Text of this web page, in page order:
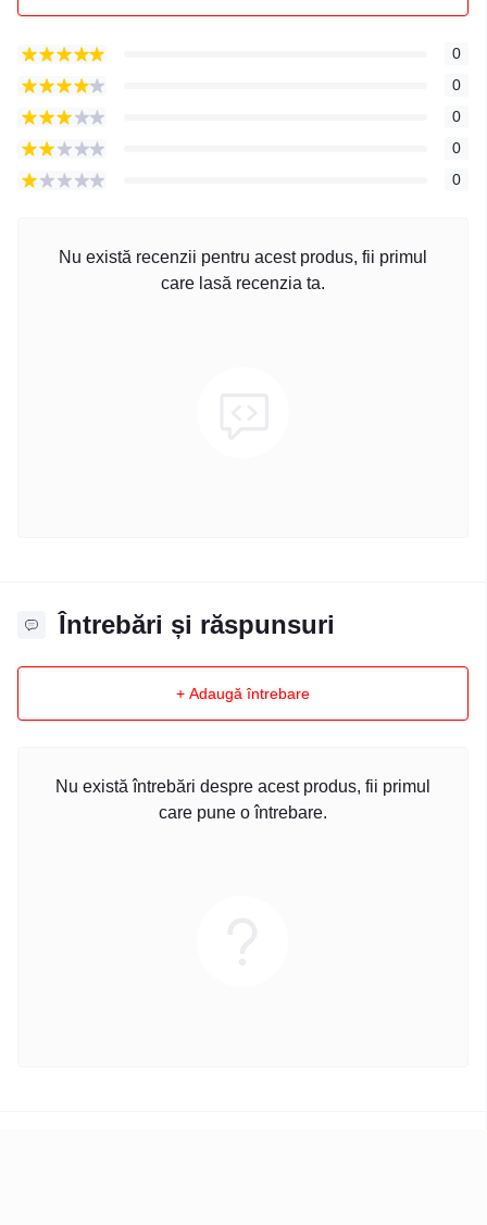
0
0
0
0
0
Nu există recenzii pentru acest produs, fii primul
care lasă recenzia ta.
Întrebări și răspunsuri
+ Adaugă întrebare
Nu există întrebări despre acest produs, fii primul
care pune o întrebare.